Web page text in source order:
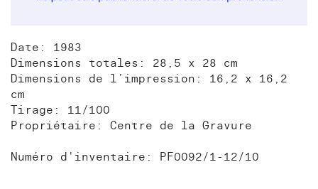
Date: 1983
Dimensions totales: 28,5 x 28 cm
Dimensions de l’impression: 16,2 x 16,2
cm
Tirage: 11/100
Propriétaire: Centre de la Gravure
Numéro d'inventaire: PF0092/1-12/10